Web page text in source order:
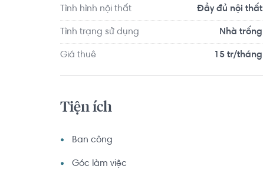
Tình hình nội thất Đầy đủ nội thất
Tình trạng sử dụng Nhà trống
Giá thuê 15 tr/tháng
Tiện ích
Ban công
Góc làm việc